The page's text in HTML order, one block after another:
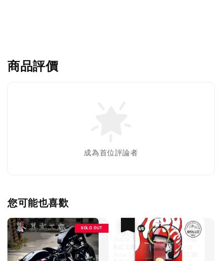
商品評價
成為首位評論者
您可能也喜歡
SOLD OUT